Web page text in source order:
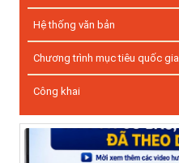
Hệ thống văn bản
Chương trình mục tiêu quốc gia
Công khai